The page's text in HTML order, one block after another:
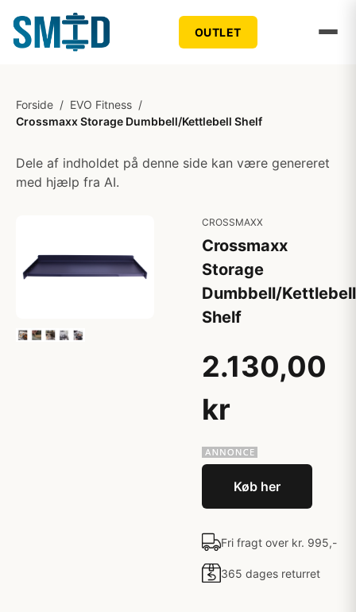
OUTLET
Forside / EVO Fitness /
Crossmaxx Storage Dumbbell/Kettlebell Shelf
Dele af indholdet på denne side kan være genereret
med hjælp fra AI.
CROSSMAXX
Crossmaxx
Storage
Dumbbell/Kettlebell
Shelf
2.130,00
kr
Køb her
Fri fragt over kr. 995,-
365 dages returret